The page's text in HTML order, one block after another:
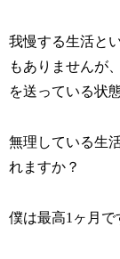
我慢する生活と
もありませんが
を送っている状
無理している生
れますか？
僕は最高1ヶ月で